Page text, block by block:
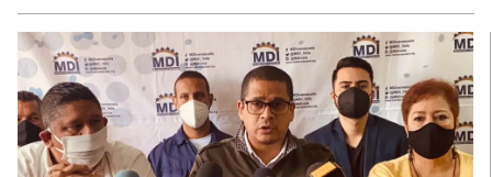
cuál será el método…